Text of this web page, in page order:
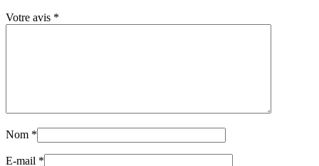
Votre avis *
Nom *
E-mail *